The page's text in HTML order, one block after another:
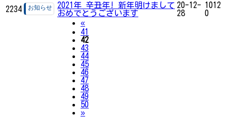
2234
2021年 辛丑年! 新年明けまして
おめでとうございます
20-12-
28
1012
0
«Previous
41
42
43
44
45
46
47
48
49
50
»Next